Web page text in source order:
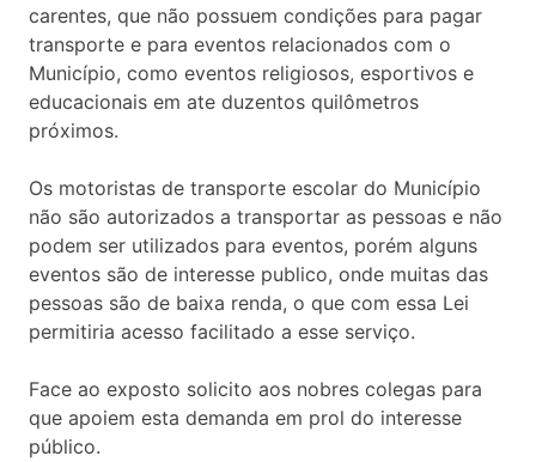
carentes, que não possuem condições para pagar
transporte e para eventos relacionados com o
Município, como eventos religiosos, esportivos e
educacionais em ate duzentos quilômetros
próximos.
Os motoristas de transporte escolar do Município
não são autorizados a transportar as pessoas e não
podem ser utilizados para eventos, porém alguns
eventos são de interesse publico, onde muitas das
pessoas são de baixa renda, o que com essa Lei
permitiria acesso facilitado a esse serviço.
Face ao exposto solicito aos nobres colegas para
que apoiem esta demanda em prol do interesse
público.